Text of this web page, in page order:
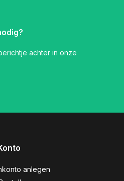
achter in onze
anlegen